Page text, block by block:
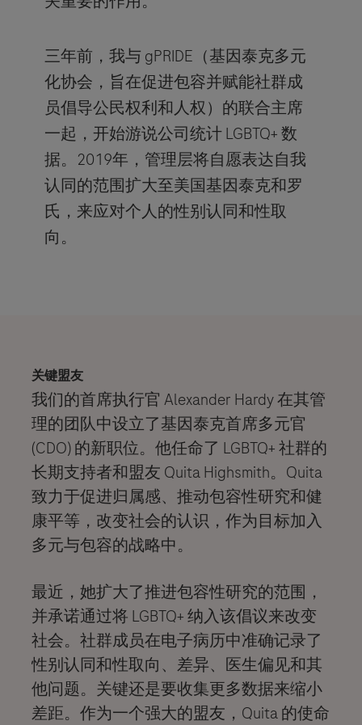
三年前，我与 gPRIDE（基因泰克多元
化协会，旨在促进包容并赋能社群成
员倡导公民权利和人权）的联合主席
一起，开始游说公司统计 LGBTQ+ 数
据。2019年，管理层将自愿表达自我
认同的范围扩大至美国基因泰克和罗
氏，来应对个人的性别认同和性取
向。
关键盟友
我们的首席执行官 Alexander Hardy 在其管
理的团队中设立了基因泰克首席多元官
(CDO) 的新职位。他任命了 LGBTQ+ 社群的
长期支持者和盟友 Quita Highsmith。Quita
致力于促进归属感、推动包容性研究和健
康平等，改变社会的认识，作为目标加入
多元与包容的战略中。
最近，她扩大了推进包容性研究的范围，
并承诺通过将 LGBTQ+ 纳入该倡议来改变
社会。社群成员在电子病历中准确记录了
性别认同和性取向、差异、医生偏见和其
他问题。关键还是要收集更多数据来缩小
差距。作为一个强大的盟友，Quita 的使命